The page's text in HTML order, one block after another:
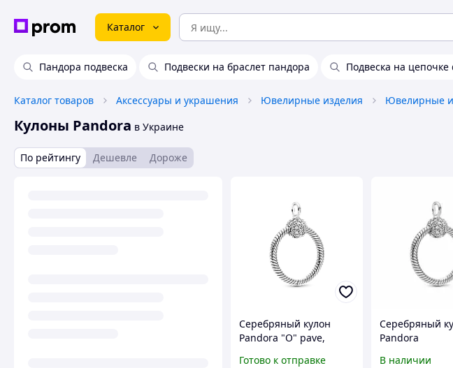
Каталог
Пандора подвеска Подвески на браслет пандора Подвеска на
Каталог товаров Аксессуары и украшения Ювелирные изделия Ювелирные
Кулоны Pandora в Украине
По рейтингу Дешевле Дороже
Серебряный кулон
Pandora "О" pave,
Готово к отправке
Серебряный
Pandora
В наличии